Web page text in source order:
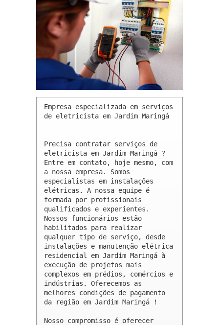
Empresa especializada em serviços
de eletricista em Jardim Maringá
Precisa contratar serviços de
eletricista em Jardim Maringá ?
Entre em contato, hoje mesmo, com
a nossa empresa. Somos
especialistas em instalações
elétricas. A nossa equipe é
formada por profissionais
qualificados e experientes.
Nossos funcionários estão
habilitados para realizar
qualquer tipo de serviço, desde
instalações e manutenção elétrica
residencial em Jardim Maringá à
execução de projetos mais
complexos em prédios, comércios e
indústrias. Oferecemos as
melhores condições de pagamento
da região em Jardim Maringá !
Nosso compromisso é oferecer